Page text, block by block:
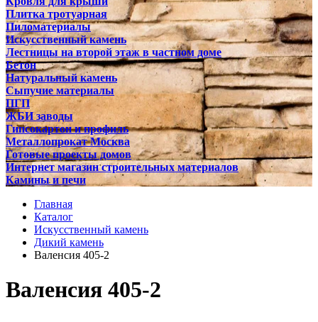
Плитка тротуарная
Пиломатериалы
Искусственный камень
Лестницы на второй этаж в частном доме
Бетон
Натуральный камень
Сыпучие материалы
ПГП
ЖБИ заводы
Гипсокартон и профиль
Металлопрокат Москва
Готовые проекты домов
Интернет магазин строительных материалов
Камины и печи
Главная
Каталог
Искусственный камень
Дикий камень
Валенсия 405-2
Валенсия 405-2